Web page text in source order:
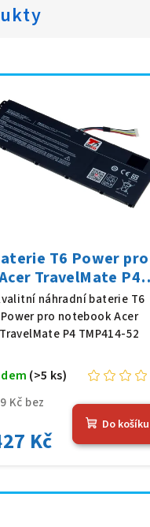
T6 Power pro
TravelMate P4
52, Li-Poly,
V, 4683 mAh (54,36
Wh), černá
náhradní baterie T6
Power pro notebook Acer
TravelMate P4 TMP414-52
Kč bez
Kč
(>5 ks)
Do košíku